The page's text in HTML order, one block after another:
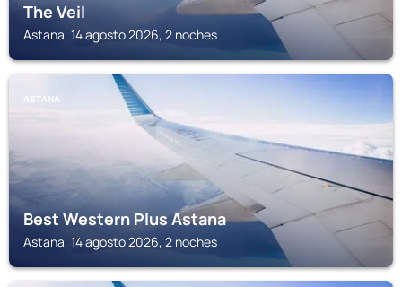
The Veil
Astana, 14 agosto 2026, 2 noches
ASTANA
Best Western Plus Astana
Astana, 14 agosto 2026, 2 noches